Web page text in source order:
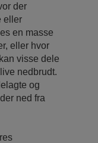
der
eller
en masse
eller hvor
visse dele
nedbrudt.
og
ned fra